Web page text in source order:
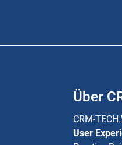
Über
CRM-
User